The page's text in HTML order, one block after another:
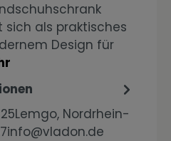
sich als praktisches
Design für
Nordrhein-